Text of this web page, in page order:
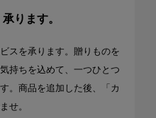
ります。
スを承ります。贈りものを
持ちを込めて、一つひとつ
。商品を追加した後、「カ
せ。